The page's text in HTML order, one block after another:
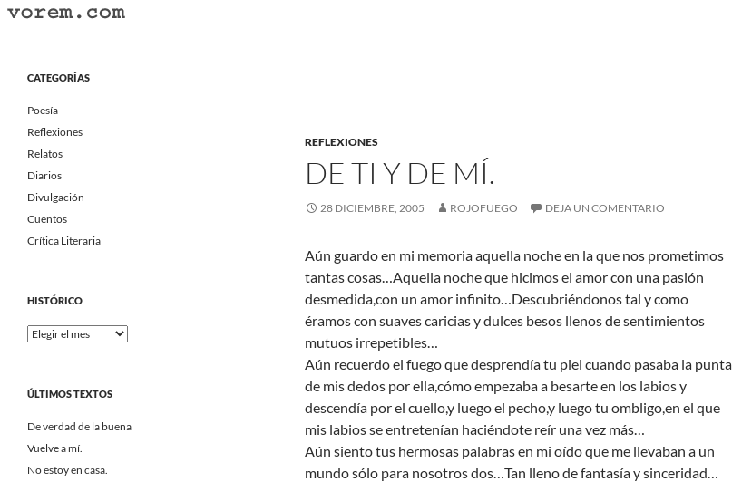
Saltar
REFLEXIONES
DE TI Y DE MÍ.
28 DICIEMBRE, 2005 ROJOFUEGO DEJA UN COMENTARIO
Aún guardo en mi memoria aquella noche en la que nos prometimos
tantas cosas…Aquella noche que hicimos el amor con una pasión
desmedida,con un amor infinito…Descubriéndonos tal y como
éramos con suaves caricias y dulces besos llenos de sentimientos
mutuos irrepetibles…
Aún recuerdo el fuego que desprendía tu piel cuando pasaba la punta
de mis dedos por ella,cómo empezaba a besarte en los labios y
descendía por el cuello,y luego el pecho,y luego tu ombligo,en el que
mis labios se entretenían haciéndote reír una vez más…
Aún siento tus hermosas palabras en mi oído que me llevaban a un
mundo sólo para nosotros dos…Tan lleno de fantasía y sinceridad…
Portal Literario Independiente
CATEGORÍAS
Poesía
Reflexiones
Relatos
Diarios
Divulgación
Cuentos
Crítica Literaria
HISTÓRICO
Histórico
ÚLTIMOS TEXTOS
De verdad de la buena
Vuelve a mí.
No estoy en casa.